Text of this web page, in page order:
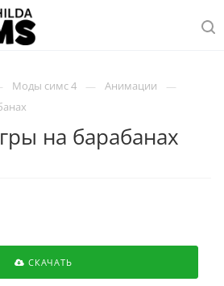
Моды симс 4
Анимации
на барабанах
СКАЧАТЬ